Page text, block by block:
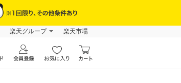
楽天グループ 楽天市場